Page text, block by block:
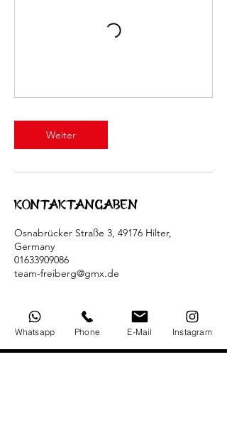
Weiter
Kontaktangaben
Osnabrücker Straße 3, 49176 Hilter,
Germany
01633909086
team-freiberg@gmx.de
Whatsapp Phone E-Mail Instagram